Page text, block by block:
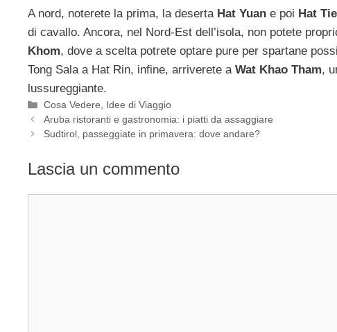
A nord, noterete la prima, la deserta Hat Yuan e poi Hat
di cavallo. Ancora, nel Nord-Est dell’isola, non potete
Khom, dove a scelta potrete optare pure per spartane
Tong Sala a Hat Rin, infine, arriverete a Wat Khao Tham,
lussureggiante.
Categorie
Cosa Vedere, Idee di Viaggio
Aruba ristoranti e gastronomia: i piatti da assaggiare
Sudtirol, passeggiate in primavera: dove andare?
Lascia un commento